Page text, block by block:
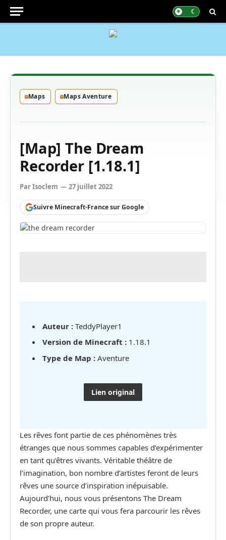
Maps Maps Aventure
[Map] The Dream
Recorder [1.18.1]
ParIsoclem 27 juillet 2022
Suivre Minecraft-France sur Google
Auteur : TeddyPlayer1
Version de Minecraft : 1.18.1
Type de Map : Aventure
Lien original
Les rêves font partie de ces phénomènes très
étranges que nous sommes capables d’expérimenter
en tant qu’êtres vivants. Véritable théâtre de
l’imagination, bon nombre d’artistes feront de leurs
rêves une source d’inspiration inépuisable.
Aujourd’hui, nous vous présentons The Dream
Recorder, une carte qui vous fera parcourir les rêves
de son propre auteur.